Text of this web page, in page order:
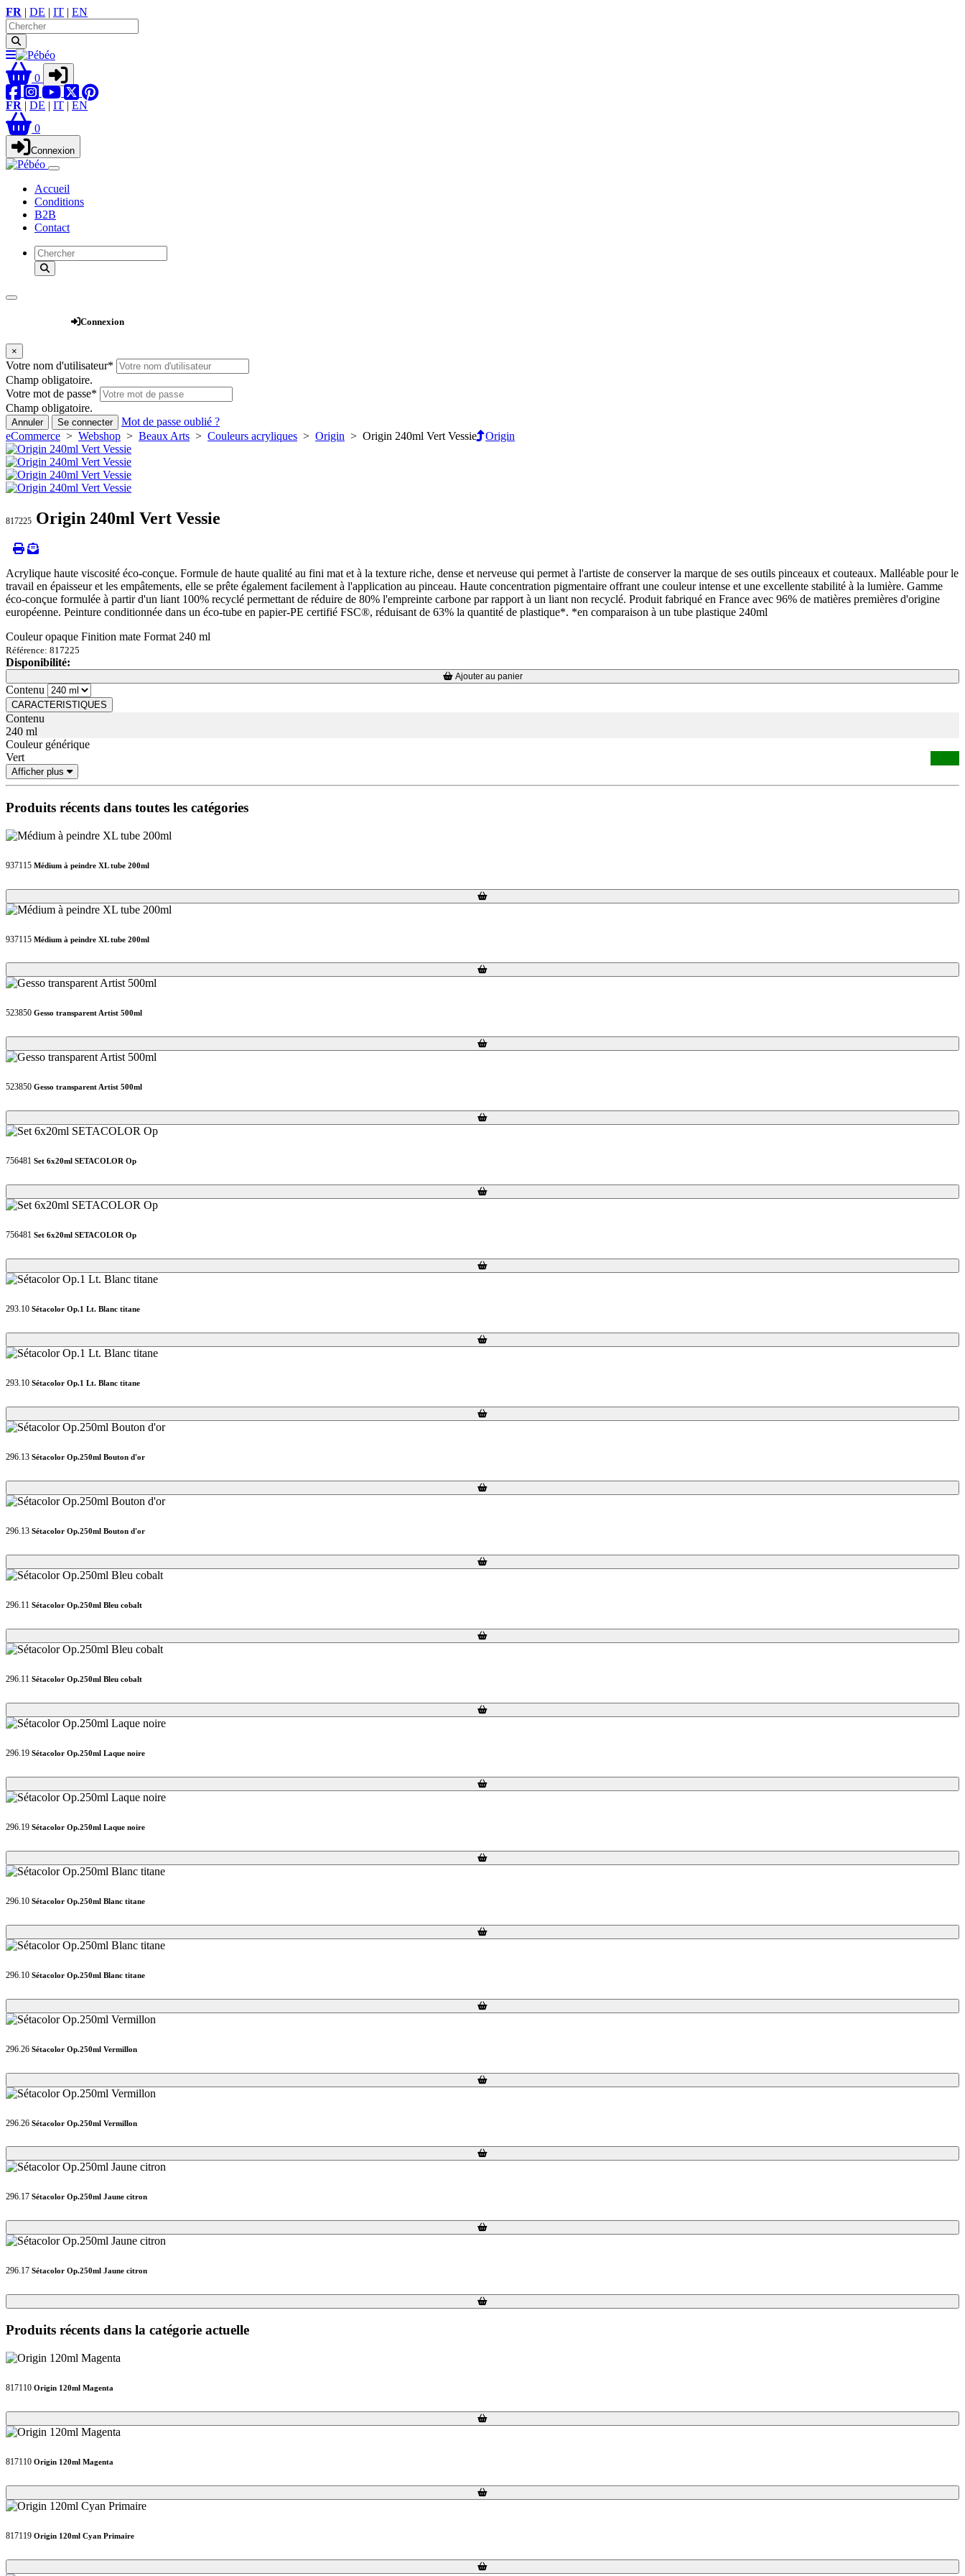
FR | DE | IT | EN
0
FR | DE | IT | EN
0
Connexion
Accueil
Conditions
B2B
Contact
Connexion
×
Votre nom d'utilisateur*
Champ obligatoire.
Votre mot de passe*
Champ obligatoire.
Annuler Se connecter
Mot de passe oublié ?
eCommerce > Webshop > Beaux Arts > Couleurs acryliques > Origin > Origin 240ml Vert Vessie Origin
817225 Origin 240ml Vert Vessie
Acrylique haute viscosité éco-conçue. Formule de haute qualité au fini mat et à la texture riche, dense et nerveuse qui permet à l'artiste de conserver la marque de ses outils pinceaux et couteaux. Malléable pour le
travail en épaisseur et les empâtements, elle se prête également facilement à l'application au pinceau. Haute concentration pigmentaire offrant une couleur intense et une excellente stabilité à la lumière. Gamme
éco-conçue formulée à partir d'un liant 100% recyclé permettant de réduire de 80% l'empreinte carbone par rapport à un liant non recyclé. Produit fabriqué en France avec 96% de matières premières d'origine
européenne. Peinture conditionnée dans un éco-tube en papier-PE certifié FSC®, réduisant de 63% la quantité de plastique*. *en comparaison à un tube plastique 240ml
Couleur opaque Finition mate Format 240 ml
Référence: 817225
Disponibilité:
Loading...
Loading... Ajouter au panier
Contenu
CARACTERISTIQUES
Contenu
240 ml
Couleur générique
Vert
Afficher plus
Produits récents dans toutes les catégories
937115 Médium à peindre XL tube 200ml
Loading...
Loading...
937115 Médium à peindre XL tube 200ml
Loading...
Loading...
523850 Gesso transparent Artist 500ml
Loading...
Loading...
523850 Gesso transparent Artist 500ml
Loading...
Loading...
756481 Set 6x20ml SETACOLOR Op
Loading...
Loading...
756481 Set 6x20ml SETACOLOR Op
Loading...
Loading...
293.10 Sétacolor Op.1 Lt. Blanc titane
Loading...
Loading...
293.10 Sétacolor Op.1 Lt. Blanc titane
Loading...
Loading...
296.13 Sétacolor Op.250ml Bouton d'or
Loading...
Loading...
296.13 Sétacolor Op.250ml Bouton d'or
Loading...
Loading...
296.11 Sétacolor Op.250ml Bleu cobalt
Loading...
Loading...
296.11 Sétacolor Op.250ml Bleu cobalt
Loading...
Loading...
296.19 Sétacolor Op.250ml Laque noire
Loading...
Loading...
296.19 Sétacolor Op.250ml Laque noire
Loading...
Loading...
296.10 Sétacolor Op.250ml Blanc titane
Loading...
Loading...
296.10 Sétacolor Op.250ml Blanc titane
Loading...
Loading...
296.26 Sétacolor Op.250ml Vermillon
Loading...
Loading...
296.26 Sétacolor Op.250ml Vermillon
Loading...
Loading...
296.17 Sétacolor Op.250ml Jaune citron
Loading...
Loading...
296.17 Sétacolor Op.250ml Jaune citron
Loading...
Loading...
Produits récents dans la catégorie actuelle
817110 Origin 120ml Magenta
Loading...
Loading...
817110 Origin 120ml Magenta
Loading...
Loading...
817119 Origin 120ml Cyan Primaire
Loading...
Loading...